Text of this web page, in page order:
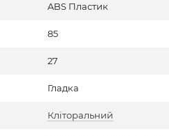
ABS Пластик
85
27
Гладка
Кліторальний